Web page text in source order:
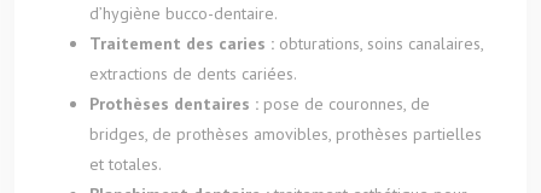
d’hygiène bucco-dentaire.
Traitement des caries : obturations, soins canalaires,
extractions de dents cariées.
Prothèses dentaires : pose de couronnes, de
bridges, de prothèses amovibles, prothèses partielles
et totales.